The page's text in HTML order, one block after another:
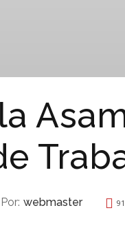
Por: webmaster 91